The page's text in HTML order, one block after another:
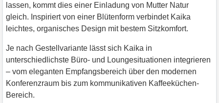
lassen, kommt dies einer Einladung von Mutter Natur
gleich. Inspiriert von einer Blütenform verbindet Kaika
leichtes, organisches Design mit bestem Sitzkomfort.
Je nach Gestellvariante lässt sich Kaika in
unterschiedlichste Büro- und Loungesituationen integrieren
– vom eleganten Empfangsbereich über den modernen
Konferenzraum bis zum kommunikativen Kaffeeküchen-
Bereich.